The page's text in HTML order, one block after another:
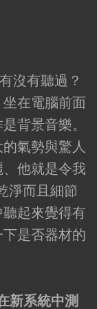
沒有聽過？
在電腦前面
背景音樂。
氣勢與驚人
他就是令我
淨而且細節
起來覺得有
是否器材的
新系統中測